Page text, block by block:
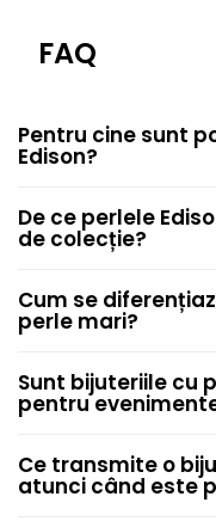
FAQ
Pentru cine sunt
Edison?
De ce perlele
de colecție?
Cum se
perle mari?
Sunt bijuteriile cu
pentru
Ce transmite o
atunci când este